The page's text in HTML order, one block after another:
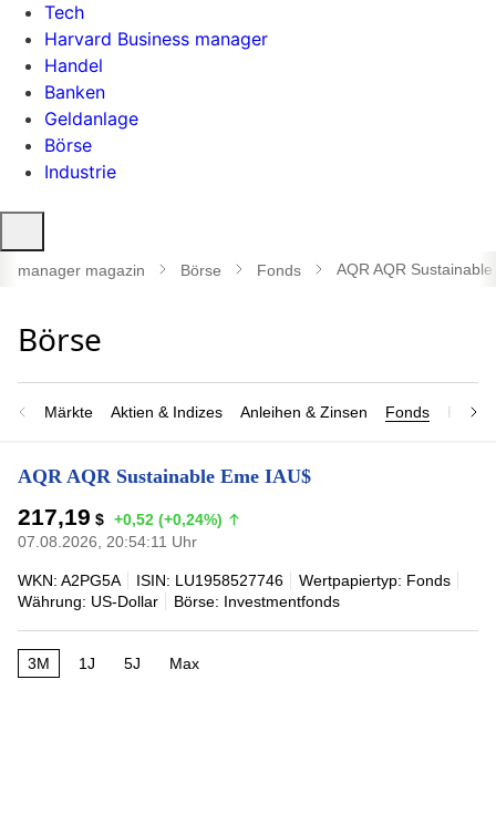
Tech
Harvard Business manager
Handel
Banken
Geldanlage
Börse
Industrie
öffnen
manager magazin Börse Fonds AQR AQR
Märkte Aktien & Indizes Anleihen & Zinsen Fonds
AQR AQR Sustainable Eme IAU$
217,19 $ +0,52 (+0,24%)
07.08.2026, 20:54:11 Uhr
WKN: A2PG5A ISIN: LU1958527746
Wertpapiertyp: Fonds
Währung: US-Dollar
Börse: Investmentfonds
3M 1J 5J Max